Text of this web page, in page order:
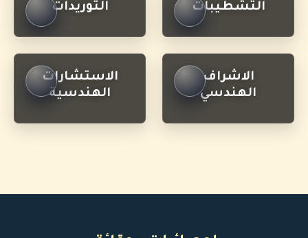
التشطيبات التوريدات
الاشراف
الهندسي
الاستشارات
الهندسية